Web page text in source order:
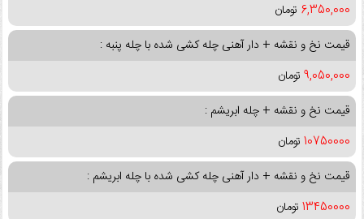
6,350,000 تومان
قیمت نخ و نقشه + دار آهنی چله کشی شده با چله پنبه :
9,050,000 تومان
قیمت نخ و نقشه + چله ابریشم :
10750000 تومان
قیمت نخ و نقشه + دار آهنی چله کشی شده با چله ابریشم :
13450000 تومان